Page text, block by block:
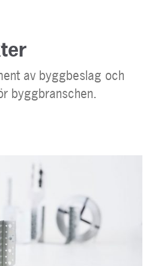
av byggbeslag och
byggbranschen.